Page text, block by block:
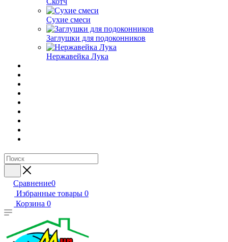
Сухие смеси
Заглушки для подоконников
Нержавейка Лука
Сравнение0
Избранные товары 0
Корзина 0